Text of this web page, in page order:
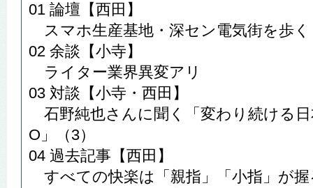
01 論壇【西田】
スマホ生産基地・深セン電気街を歩く
02 余談【小寺】
ライター業界異変アリ
03 対談【小寺・西田】
石野純也さんに聞く「変わり続ける
O」（3）
04 過去記事【西田】
すべての快楽は「親指」「小指」が握